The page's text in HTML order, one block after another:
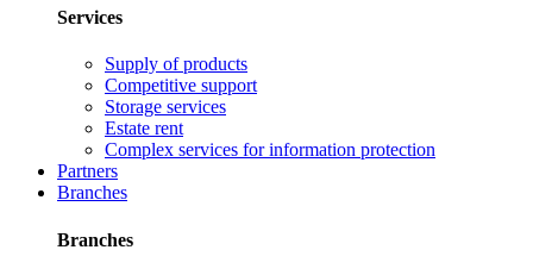
Services
Supply of products
Competitive support
Storage services
Estate rent
Complex services for information protection
Partners
Branches
Branches